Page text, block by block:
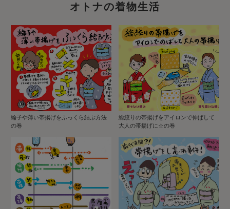
オトナの着物生活
綸子や薄い帯揚げをふっくら結ぶ方法
の巻
総絞りの帯揚げをアイロンで伸ばして
大人の帯揚げに☆の巻